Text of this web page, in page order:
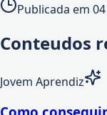
Publicada em
Conteudos
Jovem Aprendiz